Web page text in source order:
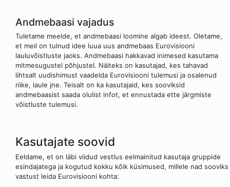
Andmebaasi vajadus
Tuletame meelde, et andmebaasi loomine algab ideest. Oletame,
et meil on tulnud idee luua uus andmebaas Eurovisiooni
lauluvõistluste jaoks. Andmebaasi hakkavad inimesed kasutama
mitmesugustel põhjustel. Näiteks on kasutajad, kes tahavad
lihtsalt uudishimust vaadelda Eurovisiooni tulemusi ja osalenud
riike, laule jne. Teisalt on ka kasutajaid, kes sooviksid
andmebaasist saada olulist infot, et ennustada ette järgmiste
võistluste tulemusi.
Kasutajate soovid
Eeldame, et on läbi viidud vestlus eelmainitud kasutaja gruppide
esindajatega ja kogutud kokku kõik küsimused, millele nad sooviks
vastust leida Eurovisiooni kohta: